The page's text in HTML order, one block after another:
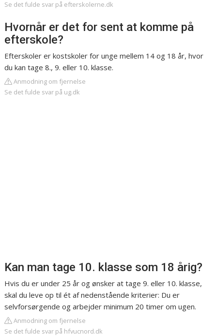
Se det fulde svar på efterskolerne.dk
Hvornår er det for sent at komme på
efterskole?
Efterskoler er kostskoler for unge mellem 14 og 18 år, hvor
du kan tage 8., 9. eller 10. klasse.
Anmodning om fjernelse
Se det fulde svar på ug.dk
Kan man tage 10. klasse som 18 årig?
Hvis du er under 25 år og ønsker at tage 9. eller 10. klasse,
skal du leve op til ét af nedenstående kriterier: Du er
selvforsørgende og arbejder minimum 20 timer om ugen.
Anmodning om fjernelse
Se det fulde svar på hfvucnord.dk